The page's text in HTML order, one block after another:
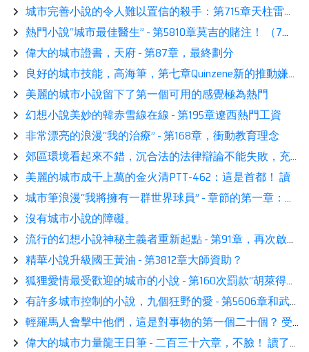
城市完善小說的令人難以置信的殺手：第715章天柱雷霆讀者
熱門小說“城市最佳醫生” - 第5810章莫吉的賭注！ （7更多！搜索！）升值
偉大的城市證書，天府 - 第87章，最終劃分
良好的城市技能，高海筆，第七章Quinzene新的推動嫌疑人
美麗的城市小說留下了第一個可用的感覺極為熱門
幻想小說美妙的韓赤雪線在線 - 第195章遼西熱門工資
非常漂亮的浪漫“我的治療” - 第168章，衝動教育理念
郊區環境看起來不錯，沉合法的法律辯論不能失敗，充滿軍事撤退449。
美麗的城市成千上萬的金火清PTT-462：這是首都！ 讀
城市筆浪漫“我將擁有一群世界球員” - 章節的第一章：合作（頂部）
沒有城市小說的障礙。
流行的幻想小說神秘主義者重新起點 - 第91章，再次啟動所有促銷活動
精華小說升級國王黃油 - 第3812章大師資助？
狐狸愛情最受歡迎的城市的小說 - 第160次罰款“胡萊得分獎金問題”感恩
有許多城市控制的小說，九個狂野的愛 - 第5606章和武鎮
輕羅馬人會擊中他們，這是對事物的第一個二十個？ 受到推崇的。
偉大的城市力量龍王日筆 - 二百三十六章，不臉！ 讀了這本書